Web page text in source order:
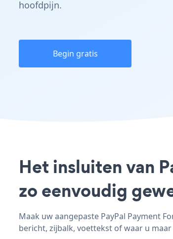
hoofdpijn.
Begin gratis
Het insluiten van
zo eenvoudig
Maak uw aangepaste PayPal Payment
bericht, zijbalk, voettekst of waar u